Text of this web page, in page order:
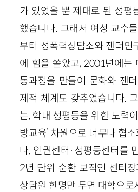
가 있었을 뿐 제대로 된 성평
했습니다. 그래서 여성 교수
부터 성폭력상담소와 젠더연
에 힘을 쏟았고, 2001년에는
동과정을 만들어 문화와 젠
제적 체계도 갖추었습니다.
는, 학내 성평등을 위한 노력
방교육’ 차원으로 너무나 협
다. 인권센터·성평등센터를
2년 단위 순환 보직인 센터
상담원 한명만 두면 대학으로